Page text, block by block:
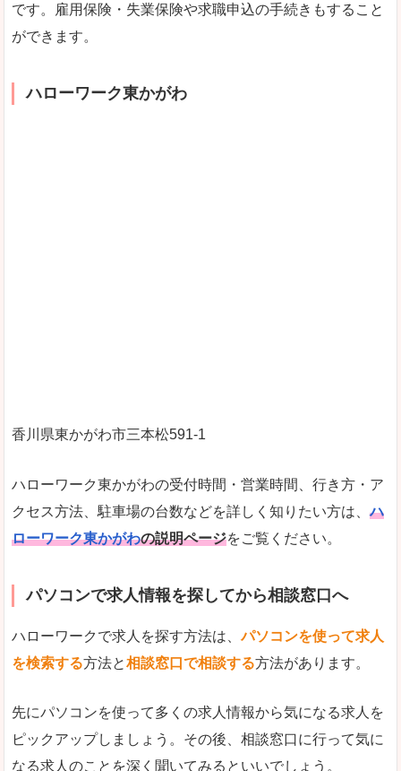
です。雇用保険・失業保険や求職申込の手続きもすること
ができます。
ハローワーク東かがわ
香川県東かがわ市三本松591‐1
ハローワーク東かがわの受付時間・営業時間、行き方・ア
クセス方法、駐車場の台数などを詳しく知りたい方は、ハ
ローワーク東かがわの説明ページをご覧ください。
パソコンで求人情報を探してから相談窓口へ
ハローワークで求人を探す方法は、パソコンを使って求人
を検索する方法と相談窓口で相談する方法があります。
先にパソコンを使って多くの求人情報から気になる求人を
ピックアップしましょう。その後、相談窓口に行って気に
なる求人のことを深く聞いてみるといいでしょう。